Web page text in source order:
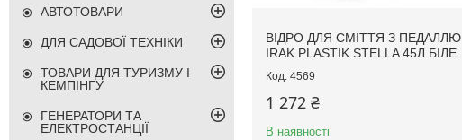
ВІДРО ДЛЯ СМІТТЯ З ПЕДАЛЛЮ
IRAK PLASTIK STELLA 45Л БІЛЕ
4569
1 272 ₴
В наявності
АВТОТОВАРИ
ДЛЯ САДОВОЇ ТЕХНІКИ
ТОВАРИ ДЛЯ ТУРИЗМУ І
КЕМПІНГУ
ГЕНЕРАТОРИ ТА
ЕЛЕКТРОСТАНЦІЇ